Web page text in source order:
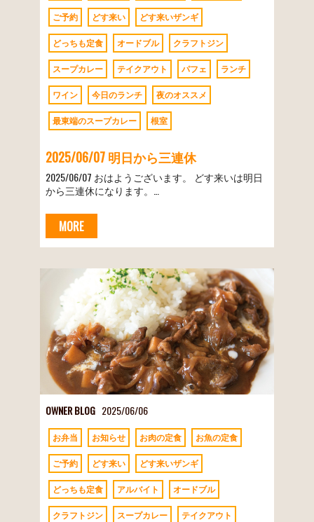
ご予約 どす来い どす来いザンギ
どっちも定食 オードブル クラフトジン
スープカレー テイクアウト パフェ ランチ
ワイン 今日のランチ 夜のオススメ
最東端のスープカレー 根室
2025/06/07 明日から三連休
2025/06/07 おはようございます。 どす来いは明日
から三連休になります。…
MORE
OWNER BLOG 2025/06/06
お弁当 お知らせ お肉の定食 お魚の定食
ご予約 どす来い どす来いザンギ
どっちも定食 アルバイト オードブル
クラフトジン スープカレー テイクアウト